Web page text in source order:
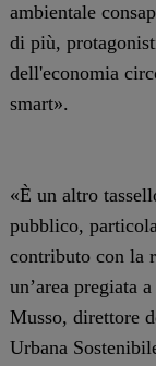
ambientale
di più,
dell'economia
smart».
«È un altro
pubblico,
contributo con la
un’area pregiata
Musso, direttore
Urbana